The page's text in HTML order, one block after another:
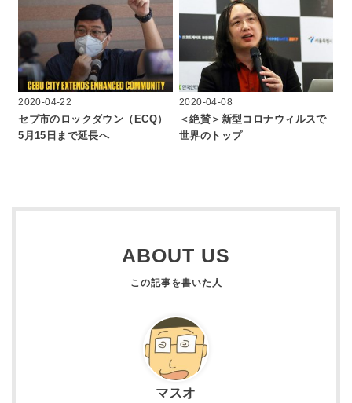
2020-04-22
セブ市のロックダウン（ECQ）
5月15日まで延長へ
2020-04-08
＜絶賛＞新型コロナウィルスで
世界のトップ
ABOUT US
マスオ